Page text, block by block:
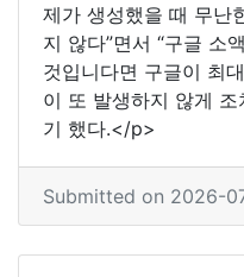
제가 생성했을 때 무난
지 않다”면서 “구글 소
것입니다면 구글이 최
이 또 발생하지 않게
기 했다.</p>
Submitted on 2026-